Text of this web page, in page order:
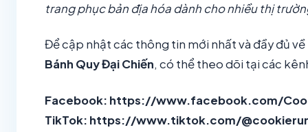
trang phục bản địa hóa dành cho nhiều thị
Để cập nhật các thông tin mới nhất và đầy đủ
Bánh Quy Đại Chiến, có thể theo dõi tại các
Facebook: https://www.facebook.com/
TikTok: https://www.tiktok.com/